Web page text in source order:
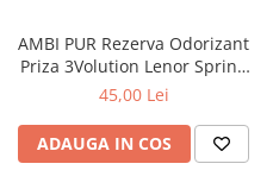
Vopsea de par
Servetele Umede & Uscate
Ingrijire copii
Cosmetice copii
AMBI PUR Rezerva Odorizant
Priza 3Volution Lenor Spring
Awakening 2x20 ml
45,00 Lei
ADAUGA IN COS